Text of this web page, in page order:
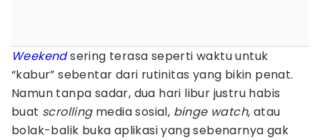
Weekendsering terasa seperti waktu untuk
“kabur” sebentar dari rutinitas yang bikin penat.
Namun tanpa sadar, dua hari libur justru habis
buat scrollingmedia sosial, binge watch, atau
bolak-balik buka aplikasi yang sebenarnya gak